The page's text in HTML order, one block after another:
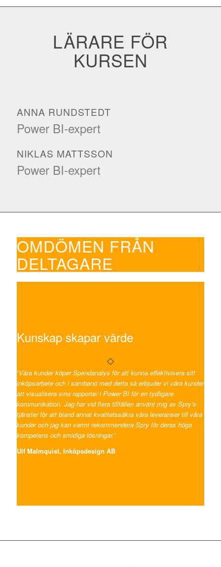
LÄRARE FÖR
KURSEN
ANNA RUNDSTEDT
Power BI-expert
NIKLAS MATTSSON
Power BI-expert
OMDÖMEN FRÅN
DELTAGARE
Kunskap skapar värde
”Våra kunder köper Spendanalys för att kunna effektivisera sitt
inköpsarbete och i samband med detta så erbjuder vi våra kunder
att visualisera sina rapporter i Power BI för en tydligare
kommunikation. Jag har vid flera tillfällen använt mig av Spry’s
tjänster för att bland annat kvalitetssäkra våra leveranser till våra
kunder och jag kan varmt rekommendera Spry för deras höga
kompetens och smidiga lösningar.”
Ulf Malmquist, Inköpsdesign AB